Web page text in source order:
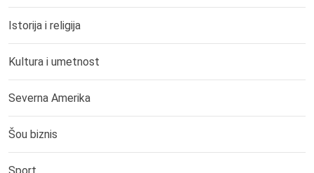
Istorija i religija
Kultura i umetnost
Severna Amerika
Šou biznis